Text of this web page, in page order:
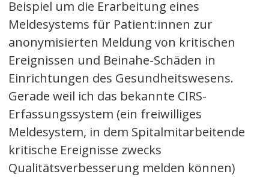
Beispiel um die Erarbeitung eines
Meldesystems für Patient:innen zur
anonymisierten Meldung von kritischen
Ereignissen und Beinahe-Schäden in
Einrichtungen des Gesundheitswesens.
Gerade weil ich das bekannte CIRS-
Erfassungssystem (ein freiwilliges
Meldesystem, in dem Spitalmitarbeitende
kritische Ereignisse zwecks
Qualitätsverbesserung melden können)